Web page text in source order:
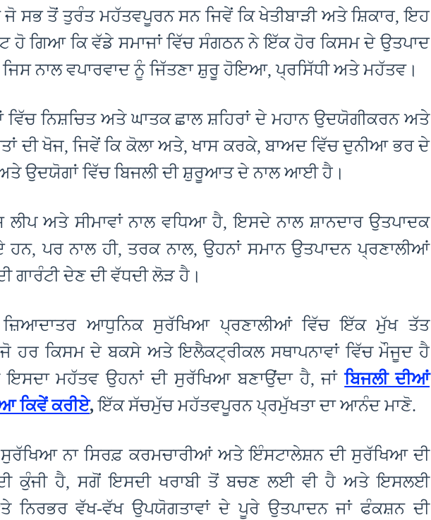
ਜੋ ਸਭ ਤੋਂ ਤੁਰੰਤ ਮਹੱਤਵਪੂਰਨ ਸਨ ਜਿਵੇਂ ਕਿ ਖੇਤੀਬਾੜੀ ਅਤੇ ਸ਼ਿਕਾਰ, ਇਹ
ਹੋ ਗਿਆ ਕਿ ਵੱਡੇ ਸਮਾਜਾਂ ਵਿੱਚ ਸੰਗਠਨ ਨੇ ਇੱਕ ਹੋਰ ਕਿਸਮ ਦੇ ਉਤਪਾਦ
ਜਿਸ ਨਾਲ ਵਪਾਰਵਾਦ ਨੂੰ ਜਿੱਤਣਾ ਸ਼ੁਰੂ ਹੋਇਆ, ਪ੍ਰਸਿੱਧੀ ਅਤੇ ਮਹੱਤਵ।
ਵਿੱਚ ਨਿਸ਼ਚਿਤ ਅਤੇ ਘਾਤਕ ਛਾਲ ਸ਼ਹਿਰਾਂ ਦੇ ਮਹਾਨ ਉਦਯੋਗੀਕਰਨ ਅਤੇ
ਦੀ ਖੋਜ, ਜਿਵੇਂ ਕਿ ਕੋਲਾ ਅਤੇ, ਖਾਸ ਕਰਕੇ, ਬਾਅਦ ਵਿੱਚ ਦੁਨੀਆ ਭਰ ਦੇ
ਉਦਯੋਗਾਂ ਵਿੱਚ ਬਿਜਲੀ ਦੀ ਸ਼ੁਰੂਆਤ ਦੇ ਨਾਲ ਆਈ ਹੈ।
ਲੀਪ ਅਤੇ ਸੀਮਾਵਾਂ ਨਾਲ ਵਧਿਆ ਹੈ, ਇਸਦੇ ਨਾਲ ਸ਼ਾਨਦਾਰ ਉਤਪਾਦਕ
ਹਨ, ਪਰ ਨਾਲ ਹੀ, ਤਰਕ ਨਾਲ, ਉਹਨਾਂ ਸਮਾਨ ਉਤਪਾਦਨ ਪ੍ਰਣਾਲੀਆਂ
ਗਾਰੰਟੀ ਦੇਣ ਦੀ ਵੱਧਦੀ ਲੋੜ ਹੈ।
ਜ਼ਿਆਦਾਤਰ ਆਧੁਨਿਕ ਸੁਰੱਖਿਆ ਪ੍ਰਣਾਲੀਆਂ ਵਿੱਚ ਇੱਕ ਮੁੱਖ ਤੱਤ
ਹਰ ਕਿਸਮ ਦੇ ਬਕਸੇ ਅਤੇ ਇਲੈਕਟ੍ਰੀਕਲ ਸਥਾਪਨਾਵਾਂ ਵਿੱਚ ਮੌਜੂਦ ਹੈ
ਮਹੱਤਵ ਉਹਨਾਂ ਦੀ ਸੁਰੱਖਿਆ ਬਣਾਉਂਦਾ ਹੈ, ਜਾਂਬਿਜਲੀ ਦੀਆਂ
ਕਿਵੇਂ ਕਰੀਏ,ਇੱਕ ਸੱਚਮੁੱਚ ਮਹੱਤਵਪੂਰਨ ਪ੍ਰਮੁੱਖਤਾ ਦਾ ਆਨੰਦ ਮਾਣੋ.
ਸੁਰੱਖਿਆ ਨਾ ਸਿਰਫ਼ ਕਰਮਚਾਰੀਆਂ ਅਤੇ ਇੰਸਟਾਲੇਸ਼ਨ ਦੀ ਸੁਰੱਖਿਆ ਦੀ
ਕੁੰਜੀ ਹੈ, ਸਗੋਂ ਇਸਦੀ ਖਰਾਬੀ ਤੋਂ ਬਚਣ ਲਈ ਵੀ ਹੈ ਅਤੇ ਇਸਲਈ
ਨਿਰਭਰ ਵੱਖ-ਵੱਖ ਉਪਯੋਗਤਾਵਾਂ ਦੇ ਪੂਰੇ ਉਤਪਾਦਨ ਜਾਂ ਫੰਕਸ਼ਨ ਦੀ